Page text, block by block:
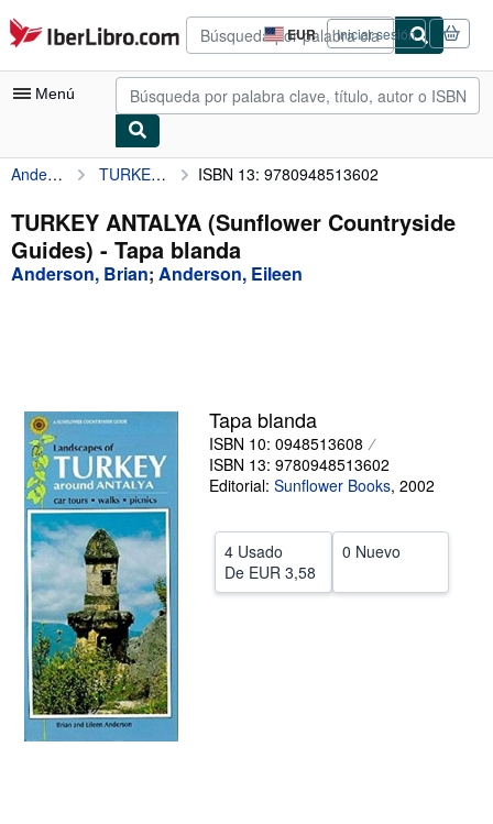
Pasar al contenido principal
IberLibro.com EUR
Preferencias
de
compra
del
Iniciar sesión
Menú
Mi cuenta
Consultar mis pedidos
Búsqueda avanzada
Vendedores
Comenzar a vender
Ayuda
Anderson, Brian TURKEY ANTALYA (Sunflower Countryside Guides) ISBN 13: 9780948513602
TURKEY ANTALYA (Sunflower Countryside
Guides) - Tapa blanda
Anderson, Brian; Anderson, Eileen
Tapa blanda
ISBN 10: 0948513608
ISBN 13: 9780948513602
Editorial: Sunflower Books, 2002
4 Usado
De EUR 3,58
0 Nuevo